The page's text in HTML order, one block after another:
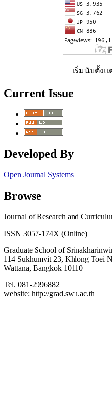
เริ่มนับตั้งแ
Current Issue
Developed By
Open Journal Systems
Browse
Journal of Research and
ISSN 3057-174X (Online)
Graduate School of
114 Sukhumvit 23, Khlong Toei
Wattana, Bangkok
Tel. 081-2996882
website: http://